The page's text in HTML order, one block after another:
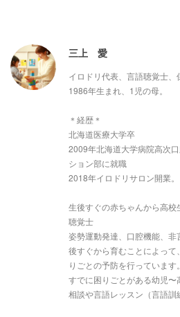
三上 愛
イロドリ代表、言語聴覚士、
1986年生まれ、1児の母。
＊経歴＊
北海道医療大学卒
2009年北海道大学病院高次
ション部に就職
2018年イロドリサロン開業。
生後すぐの赤ちゃんから高
聴覚士
姿勢運動発達、口腔機能、
後すぐから育むことによっ
りごとの予防を行っています。
すでに困りごとがある幼児
相談や言語レッスン（言語